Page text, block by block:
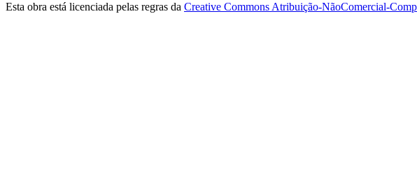
Esta obra está licenciada pelas regras da Creative Commons Atribuição-NãoComercial-